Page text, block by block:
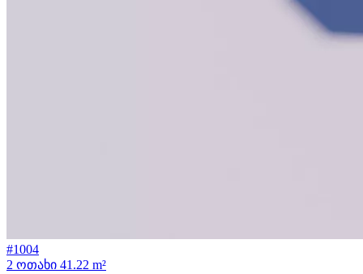
#1004
2 ოთახი 41.22 m²